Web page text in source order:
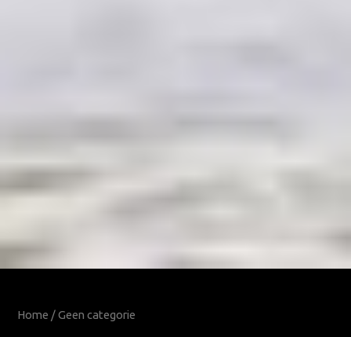
Home / Geen categorie